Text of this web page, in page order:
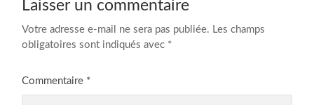
Laisser un commentaire
Votre adresse e-mail ne sera pas publiée. Les champs
obligatoires sont indiqués avec *
Commentaire *